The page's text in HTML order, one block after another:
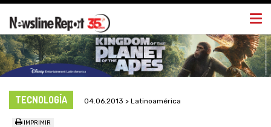
TECNOLOGÍA 04.06.2013 > Latinoamérica
IMPRIMIR